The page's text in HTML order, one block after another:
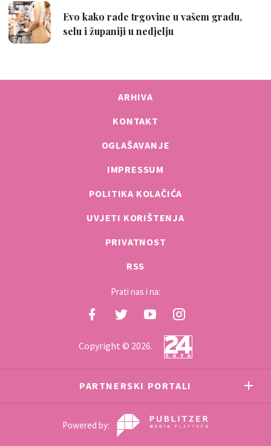
ARHIVA
KONTAKT
OGLAŠAVANJE
IMPRESSUM
POLITIKA KOLAČIĆA
UVJETI KORIŠTENJA
PRIVATNOST
RSS
Prati nas i na:
Copyright © 2026.
PARTNERSKI PORTALI
Powered by: